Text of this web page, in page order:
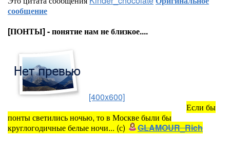
сообщение
[ПОНТЫ] - понятие нам не близкое....
[400x600]
Если бы
понты светились ночью, то в Москве были бы
круглогодичные белые ночи... (с)
GLAMOUR_Rich